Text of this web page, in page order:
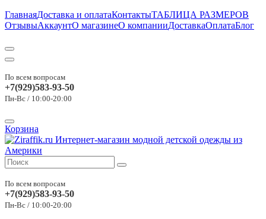
ГлавнаяДоставка и оплатаКонтактыТАБЛИЦА РАЗМЕРОВ
ОтзывыАккаунтО магазинеО компанииДоставкаОплатаБлог
По всем вопросам
+7(929)583-93-50
Пн-Вс / 10:00-20:00
Корзина
По всем вопросам
+7(929)583-93-50
Пн-Вс / 10:00-20:00